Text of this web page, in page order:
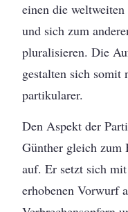
einen die
und sich zum
pluralisieren. Die
gestalten sich somit
partikularer.
Den Aspekt der
Günther gleich zum
auf. Er setzt sich
erhobenen Vorwurf